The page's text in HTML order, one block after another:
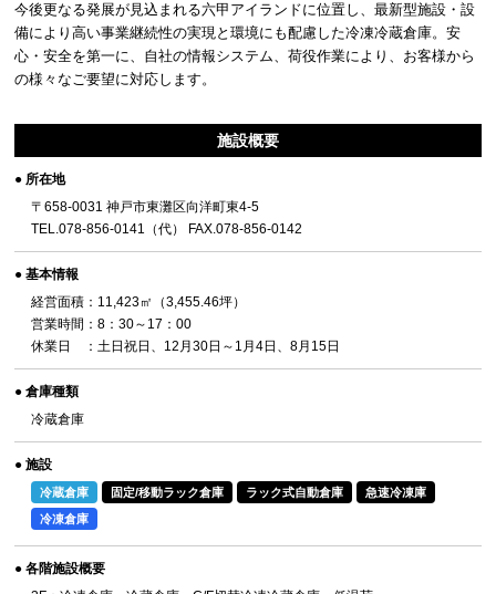
今後更なる発展が見込まれる六甲アイランドに位置し、最新型施設・設
備により高い事業継続性の実現と環境にも配慮した冷凍冷蔵倉庫。安
心・安全を第一に、自社の情報システム、荷役作業により、お客様から
の様々なご要望に対応します。
施設概要
● 所在地
〒658-0031 神戸市東灘区向洋町東4-5
TEL.078-856-0141（代） FAX.078-856-0142
● 基本情報
経営面積：11,423㎡（3,455.46坪）
営業時間：8：30～17：00
休業日 ：土日祝日、12月30日～1月4日、8月15日
● 倉庫種類
冷蔵倉庫
● 施設
冷蔵倉庫 固定/移動ラック倉庫 ラック式自動倉庫
急速冷凍庫
冷凍倉庫
● 各階施設概要